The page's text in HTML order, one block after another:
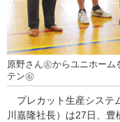
原野さん㊧からユニホー
テン㊨
プレカット生産システ
川嘉隆社長）は27日、